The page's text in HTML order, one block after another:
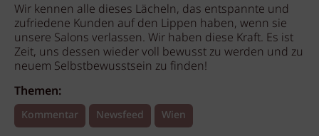
Wir kennen alle dieses Lächeln, das entspannte und
zufriedene Kunden auf den Lippen haben, wenn sie
unsere Salons verlassen. Wir haben diese Kraft. Es ist
Zeit, uns dessen wieder voll bewusst zu werden und zu
neuem Selbstbewusstsein zu finden!
Themen:
Kommentar Newsfeed Wien